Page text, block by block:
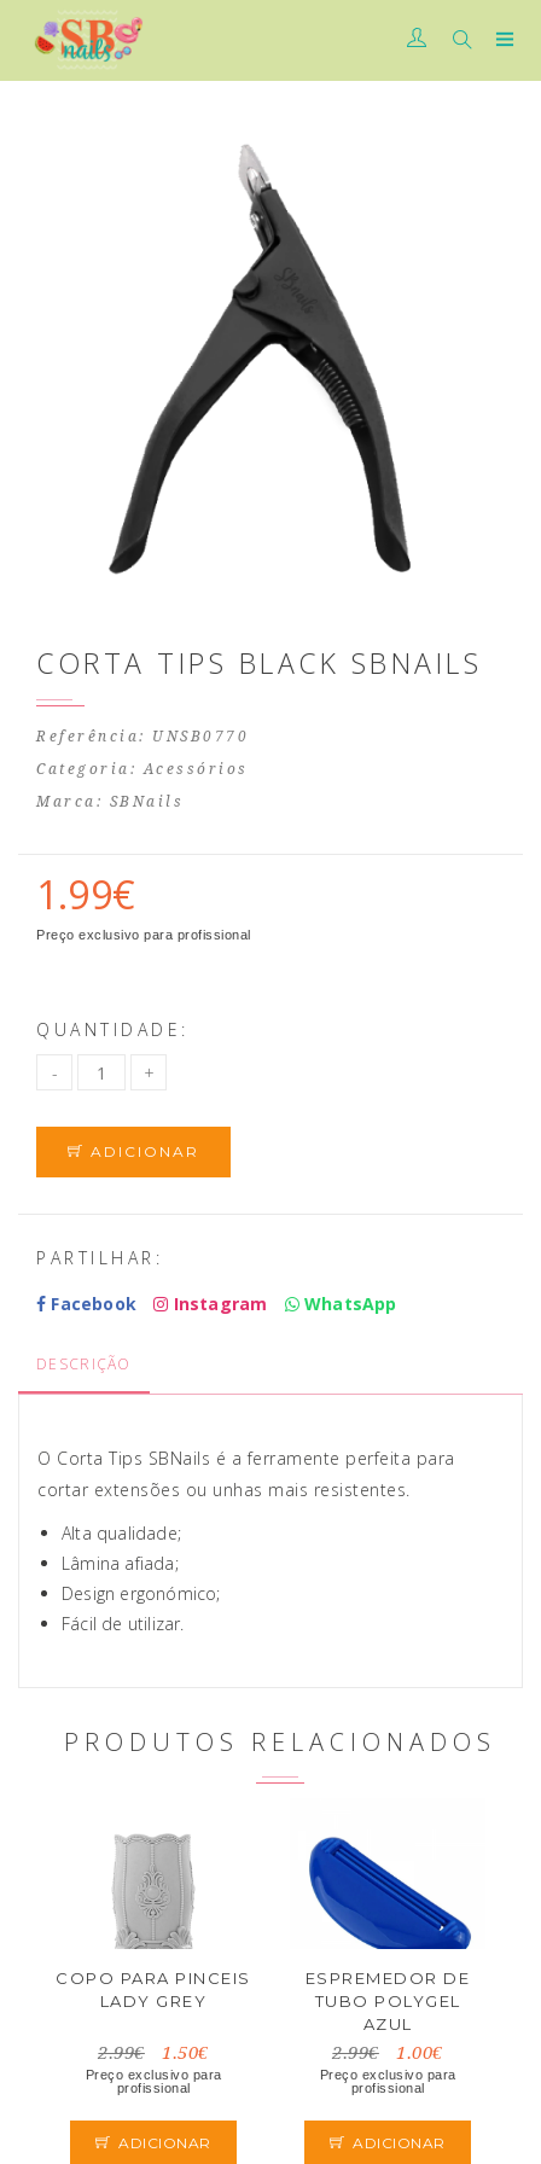
CORTA TIPS BLACK SBNAILS
Referência: UNSB0770
Categoria:Acessórios
Marca: SBNails
1.99€
Preço exclusivo para profissional
QUANTIDADE:
ADICIONAR
PARTILHAR:
Facebook
Instagram WhatsApp
DESCRIÇÃO
O Corta Tips SBNails é a ferramente perfeita para
cortar extensões ou unhas mais resistentes.
Alta qualidade;
Lâmina afiada;
Design ergonómico;
Fácil de utilizar.
PRODUTOS RELACIONADOS
COPO PARA PINCEIS
LADY GREY
2.99€ 1.50€
Preço exclusivo para
profissional
ADICIONAR
ESPREMEDOR DE
TUBO POLYGEL
AZUL
2.99€ 1.00€
Preço exclusivo para
profissional
ADICIONAR